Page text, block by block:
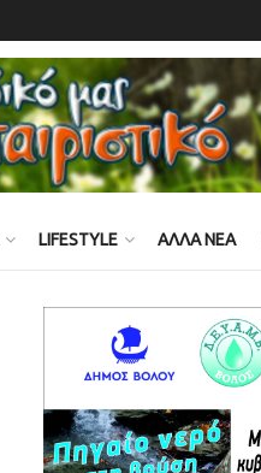
LIFESTYLE ΑΛΛΑ ΝΕΑ